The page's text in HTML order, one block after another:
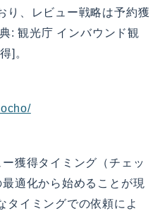
り、レビュー戦略は予約獲
: 観光庁 インバウンド観
]。
獲得タイミング（チェッ
適化から始めることが現
タイミングでの依頼によ